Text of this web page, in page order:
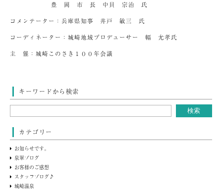
豊 岡 市 長 中貝 宗治 氏
コメンテーター：兵庫県知事 井戸 敏三 氏
コーディネーター：城崎地域プロデューサー 幅 允孝氏
主 催：城崎このさき１００年会議
キーワードから検索
カテゴリー
お知らせです。
泉翠ブログ
お客様のご感想
スタッフブログ♪
城崎温泉